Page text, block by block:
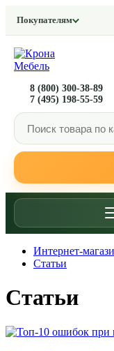
Покупателям
8 (800) 300-38-89
7 (495) 198-55-59
Интернет-
Статьи
Статьи